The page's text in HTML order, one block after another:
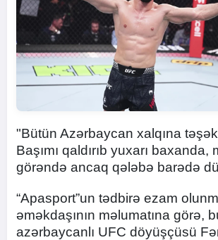
"Bütün Azərbaycan xalqına
Başımı qaldırıb yuxarı baxanda,
görəndə ancaq qələbə barədə
“Apasport”un tədbirə ezam
əməkdaşının məlumatına görə,
azərbaycanlı UFC döyüşçüsü